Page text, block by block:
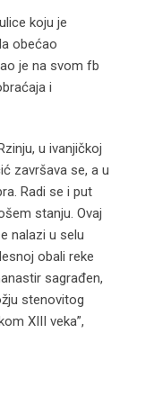
koju je
obećao
je na svom fb
i
u ivanjičkoj
završava se, a u
Radi se i put
stanju. Ovaj
nalazi u selu
obali reke
sagrađen,
stenovitog
XIII veka”,